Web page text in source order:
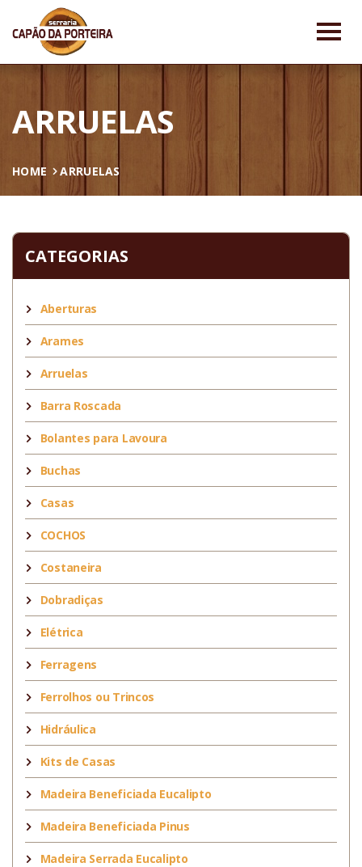
ARRUELAS
HOME ARRUELAS
CATEGORIAS
Aberturas
Arames
Arruelas
Barra Roscada
Bolantes para Lavoura
Buchas
Casas
COCHOS
Costaneira
Dobradiças
Elétrica
Ferragens
Ferrolhos ou Trincos
Hidráulica
Kits de Casas
Madeira Beneficiada Eucalipto
Madeira Beneficiada Pinus
Madeira Serrada Eucalipto